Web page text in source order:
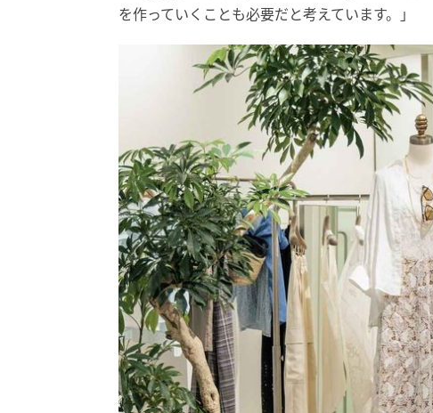
を作っていくことも必要だと考えています。」